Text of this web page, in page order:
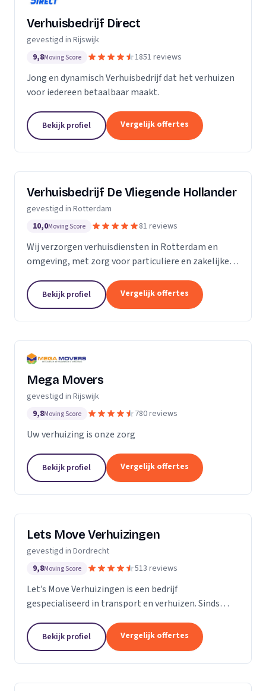
Verhuisbedrijf Direct
gevestigd in Rijswijk
9,8Moving Score 1851 reviews
Jong en dynamisch Verhuisbedrijf dat het verhuizen
voor iedereen betaalbaar maakt.
Bekijk profiel Vergelijk offertes
Verhuisbedrijf De Vliegende Hollander
gevestigd in Rotterdam
10,0Moving Score 81 reviews
Wij verzorgen verhuisdiensten in Rotterdam en
omgeving, met zorg voor particuliere en zakelijke
Bekijk profiel Vergelijk offertes
Mega Movers
gevestigd in Rijswijk
9,8Moving Score 780 reviews
Uw verhuizing is onze zorg
Bekijk profiel Vergelijk offertes
Lets Move Verhuizingen
gevestigd in Dordrecht
9,8Moving Score 513 reviews
Let’s Move Verhuizingen is een bedrijf
gespecialiseerd in transport en verhuizen. Sinds
van de KvK. Door de toename van opdrachtgevers
hebben wij...
Bekijk profiel Vergelijk offertes